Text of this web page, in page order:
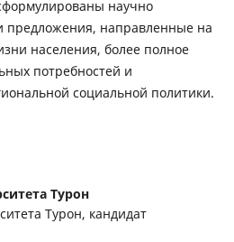
научно
предложения, направленные на
населения, более полное
потребностей и
социальной политики.
Турон
Турон, кандидат